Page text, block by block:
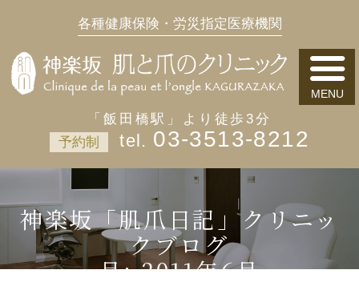
各種健康保険・労災指定医療機関
「飯田橋駅」より徒歩3分
予約制
03-3513-8212
神楽坂「肌爪日記」クリニッ
クブログ
月:2011年6月